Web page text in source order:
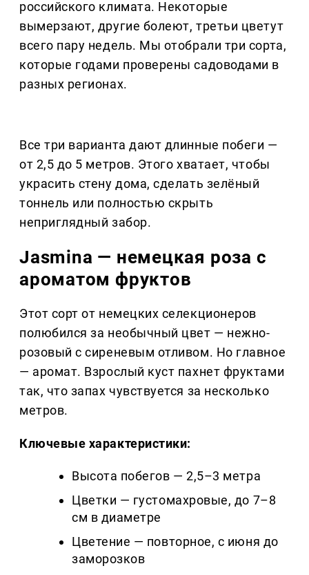
российского климата. Некоторые
вымерзают, другие болеют, третьи цветут
всего пару недель. Мы отобрали три сорта,
которые годами проверены садоводами в
разных регионах.
Все три варианта дают длинные побеги —
от 2,5 до 5 метров. Этого хватает, чтобы
украсить стену дома, сделать зелёный
тоннель или полностью скрыть
неприглядный забор.
Jasmina — немецкая роза с
ароматом фруктов
Этот сорт от немецких селекционеров
полюбился за необычный цвет — нежно-
розовый с сиреневым отливом. Но главное
— аромат. Взрослый куст пахнет фруктами
так, что запах чувствуется за несколько
метров.
Ключевые характеристики:
Высота побегов — 2,5–3 метра
Цветки — густомахровые, до 7–8
см в диаметре
Цветение — повторное, с июня до
заморозков